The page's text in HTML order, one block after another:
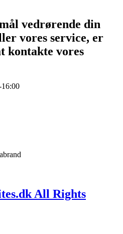
vedrørende din
vores service, er
kontakte vores
All Rights